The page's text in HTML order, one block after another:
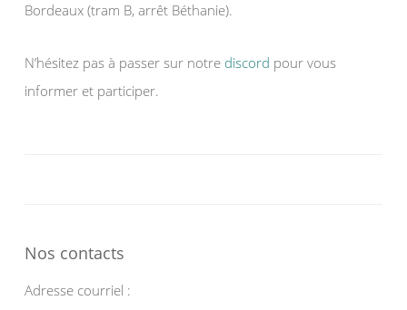
Bordeaux (tram B, arrêt Béthanie).
N’hésitez pas à passer sur notre discord pour vous
informer et participer.
Nos contacts
Adresse courriel :